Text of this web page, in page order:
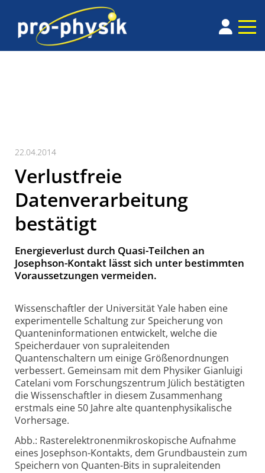
22.04.2014
Verlustfreie
Datenverarbeitung
bestätigt
Energieverlust durch Quasi-Teilchen an
Josephson-Kontakt lässt sich unter bestimmten
Voraussetzungen vermeiden.
Wissenschaftler der Universität Yale haben eine
experimentelle Schaltung zur Speicherung von
Quanteninformationen entwickelt, welche die
Speicherdauer von supraleitenden
Quantenschaltern um einige Größenordnungen
verbessert. Gemeinsam mit dem Physiker Gianluigi
Catelani vom Forschungszentrum Jülich bestätigten
die Wissenschaftler in diesem Zusammenhang
erstmals eine 50 Jahre alte quantenphysikalische
Vorhersage.
Abb.: Rasterelektronenmikroskopische Aufnahme
eines Josephson-Kontakts, dem Grundbaustein zum
Speichern von Quanten-Bits in supraleitenden